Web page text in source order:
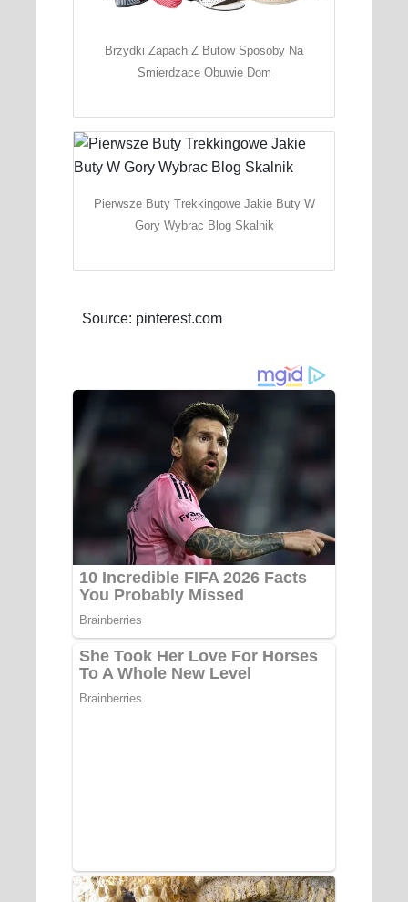
Brzydki Zapach Z Butow Sposoby Na
Smierdzace Obuwie Dom
Pierwsze Buty Trekkingowe Jakie Buty W
Gory Wybrac Blog Skalnik
Source: pinterest.com